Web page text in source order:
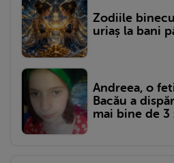
Zodiile
uriaș la bani
Andreea, o
Bacău a
mai bine de 3